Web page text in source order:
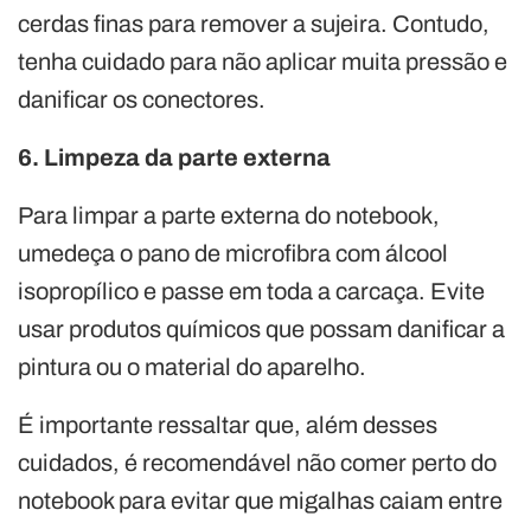
cerdas finas para remover a sujeira. Contudo,
tenha cuidado para não aplicar muita pressão e
danificar os conectores.
6. Limpeza da parte externa
Para limpar a parte externa do notebook,
umedeça o pano de microfibra com álcool
isopropílico e passe em toda a carcaça. Evite
usar produtos químicos que possam danificar a
pintura ou o material do aparelho.
É importante ressaltar que, além desses
cuidados, é recomendável não comer perto do
notebook para evitar que migalhas caiam entre